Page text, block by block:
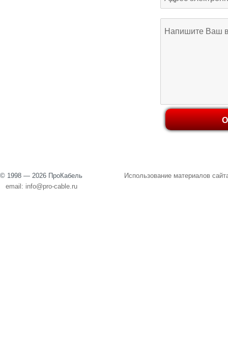
© 1998 — 2026 ПроКабель
email: info@pro-cable.ru
Использование материалов